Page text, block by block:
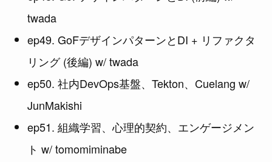
twada
ep49. GoFデザインパターンとDI + リファクタ
リング (後編) w/ twada
ep50. 社内DevOps基盤、Tekton、Cuelang w/
JunMakishi
ep51. 組織学習、心理的契約、エンゲージメン
ト w/ tomomiminabe